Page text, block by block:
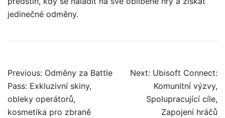
jedinečné odměny.
Post
navigation
Previous: Odměny za Battle
Pass: Exkluzivní skiny,
obleky operátorů,
kosmetika pro zbraně
Next: Ubisoft Connect:
Komunitní výzvy,
Spolupracující cíle,
Zapojení hráčů